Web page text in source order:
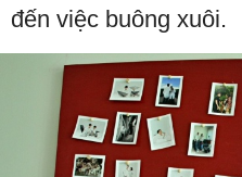
đến việc buông xuôi.